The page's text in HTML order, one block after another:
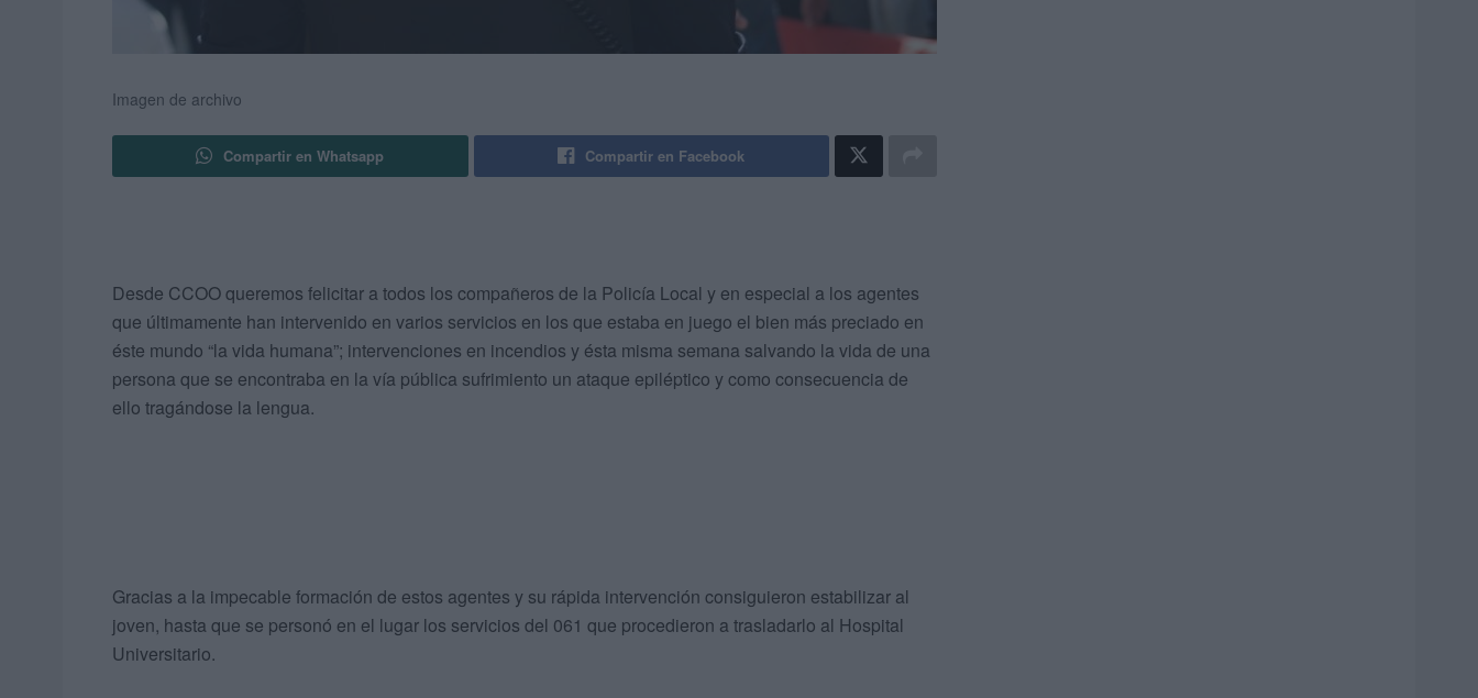
Imagen de archivo
Compartir en Whatsapp Compartir en Facebook
Desde CCOO queremos felicitar a todos los compañeros de la Policía Local y en especial a los agentes
que últimamente han intervenido en varios servicios en los que estaba en juego el bien más preciado en
éste mundo “la vida humana”; intervenciones en incendios y ésta misma semana salvando la vida de una
persona que se encontraba en la vía pública sufrimiento un ataque epiléptico y como consecuencia de
ello tragándose la lengua.
Gracias a la impecable formación de estos agentes y su rápida intervención consiguieron estabilizar al
joven, hasta que se personó en el lugar los servicios del 061 que procedieron a trasladarlo al Hospital
Universitario.